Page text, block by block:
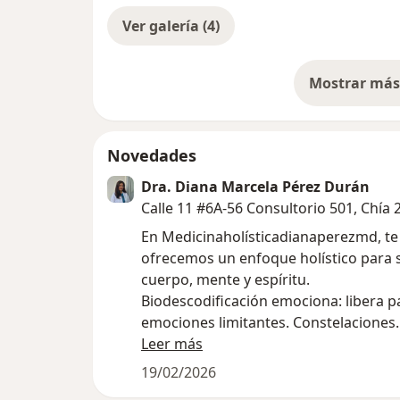
Ver galería (4)
Mostrar
Novedades
Dra. Diana Marcela Pérez Durán
Calle 11 #6A-56 Consultorio 501, Chía
En Medicinaholísticadianaperezmd, te
ofrecemos un enfoque holístico para
cuerpo, mente y espíritu.
Biodescodificación emociona: libera
emociones limitantes. Constelaciones
Familiares: Conecta con tus raíces y
relaciones. Terapias energéticas:
Leer más
19/02/2026